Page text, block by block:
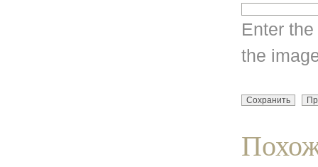
Enter
the